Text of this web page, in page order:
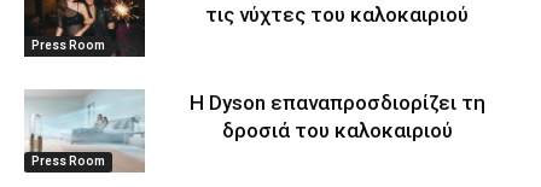
Press Room
τις νύχτες του καλοκαιριού
Press Room
Η Dyson επαναπροσδιορίζει τη
δροσιά του καλοκαιριού